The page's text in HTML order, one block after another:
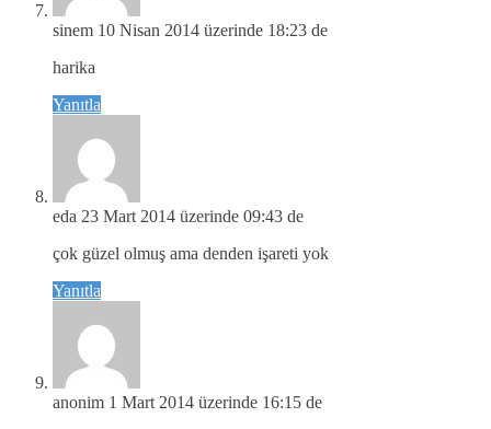
sinem 10 Nisan 2014 üzerinde 18:23 de
harika
Yanıtla
eda 23 Mart 2014 üzerinde 09:43 de
çok güzel olmuş ama denden işareti yok
Yanıtla
anonim 1 Mart 2014 üzerinde 16:15 de